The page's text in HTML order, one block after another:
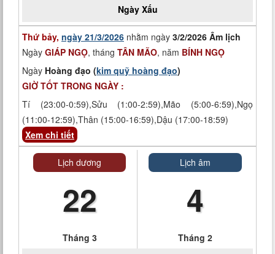
Ngày Xấu
Thứ bảy, ngày 21/3/2026 nhằm ngày 3/2/2026 Âm lịch
Ngày GIÁP NGỌ, tháng TÂN MÃO, năm BÍNH NGỌ
Ngày Hoàng đạo (kim quỹ hoàng đạo)
GIỜ TỐT TRONG NGÀY :
Tí (23:00-0:59),Sửu (1:00-2:59),Mão (5:00-6:59),Ngọ
(11:00-12:59),Thân (15:00-16:59),Dậu (17:00-18:59)
Xem chi tiết
Lịch dương
22
Tháng 3
Lịch âm
4
Tháng 2